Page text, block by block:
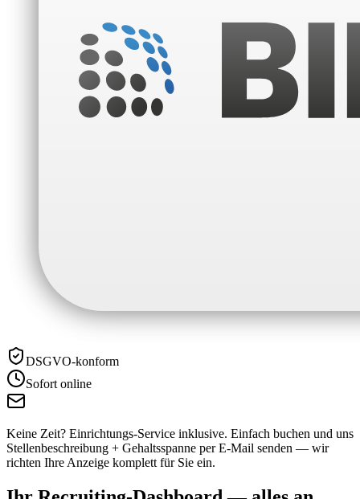
DSGVO-konform
Sofort online
Keine Zeit? Einrichtungs-Service inklusive. Einfach buchen und uns
Stellenbeschreibung + Gehaltsspanne per E-Mail senden — wir
richten Ihre Anzeige komplett für Sie ein.